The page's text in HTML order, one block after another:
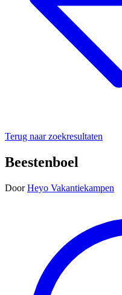
Terug naar zoekresultaten
Beestenboel
Door Heyo Vakantiekampen